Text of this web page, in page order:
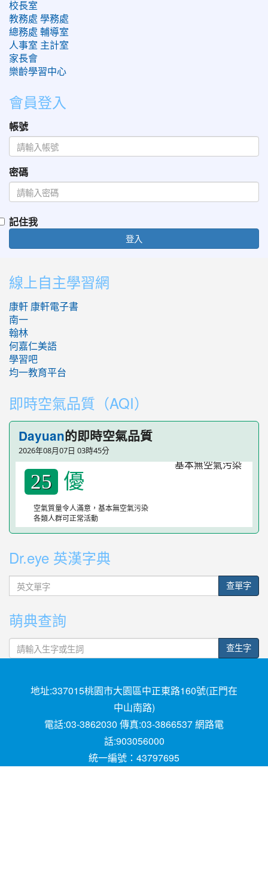
校長室
教務處 學務處
總務處 輔導室
人事室 主計室
家長會
樂齡學習中心
會員登入
帳號
密碼
記住我
登入
:::
線上自主學習網
康軒 康軒電子書
南一
翰林
何嘉仁美語
學習吧
均一教育平台
即時空氣品質（AQI）
Dayuan的即時空氣品質
2026年08月07日 03時45分
25 優
空氣質量令人滿意，基本無空氣污染
各類人群可正常活動
Dr.eye 英漢字典
英
文
字
查單字
萌典查詢
查生字
地址:337015桃園市大園區中正東路160號(正門在
中山南路)
電話:03-3862030 傳真:03-3866537 網路電
話:903056000
統一編號：43797695